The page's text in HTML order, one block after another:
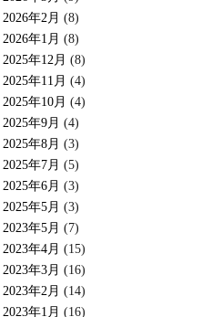
2026年2月 (8)
2026年1月 (8)
2025年12月 (8)
2025年11月 (4)
2025年10月 (4)
2025年9月 (4)
2025年8月 (3)
2025年7月 (5)
2025年6月 (3)
2025年5月 (3)
2023年5月 (7)
2023年4月 (15)
2023年3月 (16)
2023年2月 (14)
2023年1月 (16)